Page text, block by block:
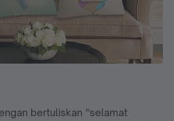
bertuliskan “selamat